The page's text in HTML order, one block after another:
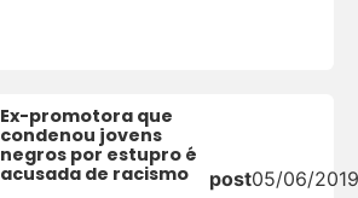
Ex-promotora que
condenou jovens
negros por estupro é
acusada de racismo
post05/06/